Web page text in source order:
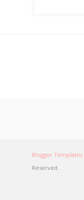
Blogger Templates
Reserved.